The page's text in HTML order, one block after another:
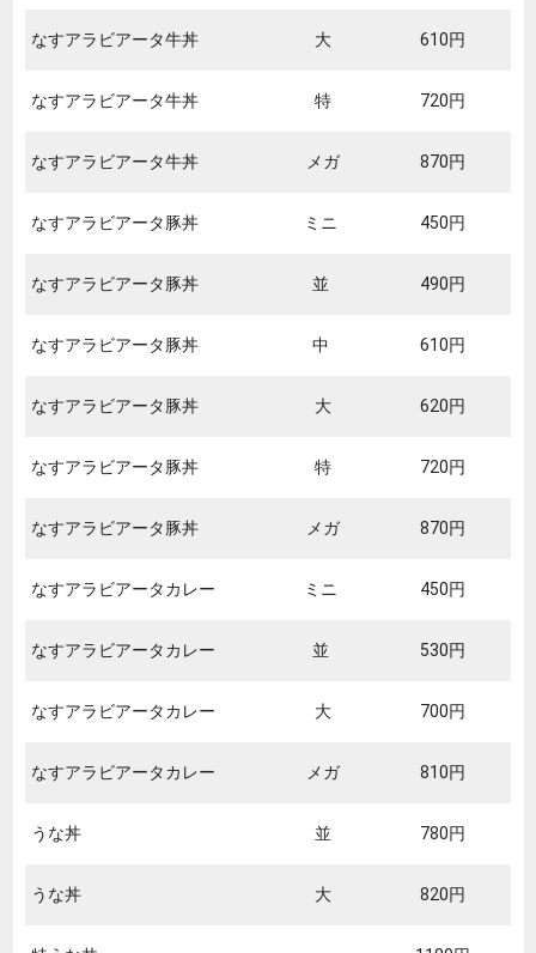
なすアラビアータ牛丼 大 610円
なすアラビアータ牛丼 特 720円
なすアラビアータ牛丼 メガ 870円
なすアラビアータ豚丼 ミニ 450円
なすアラビアータ豚丼 並 490円
なすアラビアータ豚丼 中 610円
なすアラビアータ豚丼 大 620円
なすアラビアータ豚丼 特 720円
なすアラビアータ豚丼 メガ 870円
なすアラビアータカレー ミニ 450円
なすアラビアータカレー 並 530円
なすアラビアータカレー 大 700円
なすアラビアータカレー メガ 810円
うな丼 並 780円
うな丼 大 820円